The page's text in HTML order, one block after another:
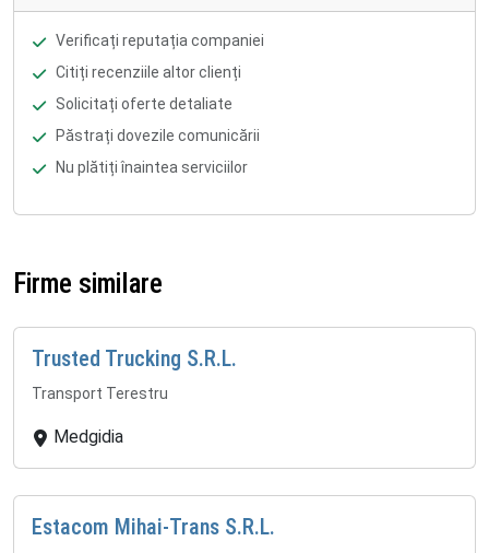
Verificați reputația companiei
Citiți recenziile altor clienți
Solicitați oferte detaliate
Păstrați dovezile comunicării
Nu plătiți înaintea serviciilor
Firme similare
Trusted Trucking S.R.L.
Transport Terestru
Medgidia
Estacom Mihai-Trans S.R.L.